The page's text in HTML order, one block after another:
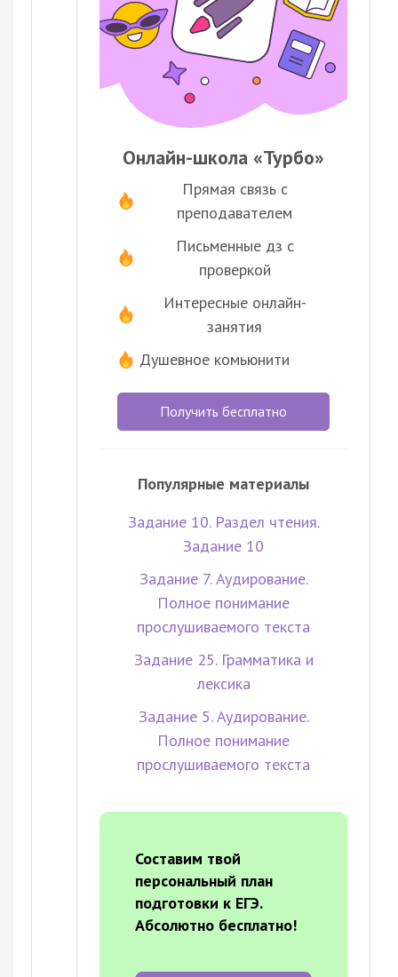
Онлайн-школа «Турбо»
Прямая связь с
преподавателем
Письменные дз с
проверкой
Интересные онлайн-
занятия
Душевное комьюнити
Получить бесплатно
Популярные материалы
Задание 10. Раздел чтения.
Задание 10
Задание 7. Аудирование.
Полное понимание
прослушиваемого текста
Задание 25. Грамматика и
лексика
Задание 5. Аудирование.
Полное понимание
прослушиваемого текста
Составим твой
персональный план
подготовки к ЕГЭ.
Абсолютно бесплатно!